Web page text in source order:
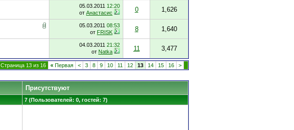
05.03.2011 12:20
от Анастасис 0 1,626
05.03.2011 08:53
от FRISK 8 1,640
04.03.2011 21:32
от Natka 11 3,477
Страница 13 из 16 « Первая < 3 8 9 10 11 12 13 14 15 16 >
Присутствуют
7 (Пользователей: 0, гостей: 7)